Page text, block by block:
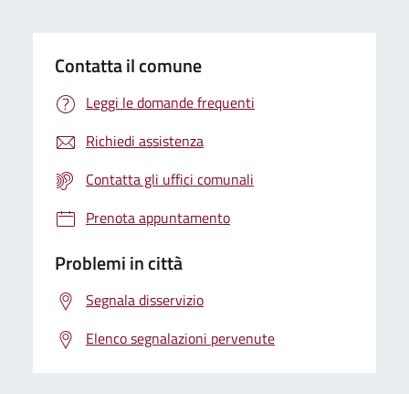
Contatta il comune
Leggi le domande frequenti
Richiedi assistenza
Contatta gli uffici comunali
Prenota appuntamento
Problemi in città
Segnala disservizio
Elenco segnalazioni pervenute